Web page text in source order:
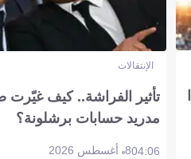
الإنتقالات
تأثير الفراشة.. كيف غيّرت
مدريد حسابات برشلونة؟
04:068 أغسطس 2026